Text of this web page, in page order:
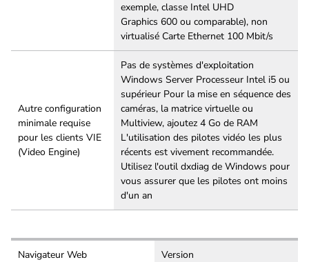
exemple, classe Intel UHD
Graphics 600 ou comparable), non
virtualisé Carte Ethernet 100 Mbit/s
Autre configuration
minimale requise
pour les clients VIE
(Video Engine)
Pas de systèmes d'exploitation
Windows Server Processeur Intel i5 ou
supérieur Pour la mise en séquence des
caméras, la matrice virtuelle ou
Multiview, ajoutez 4 Go de RAM
L'utilisation des pilotes vidéo les plus
récents est vivement recommandée.
Utilisez l'outil dxdiag de Windows pour
vous assurer que les pilotes ont moins
d'un an
Navigateur Web Version